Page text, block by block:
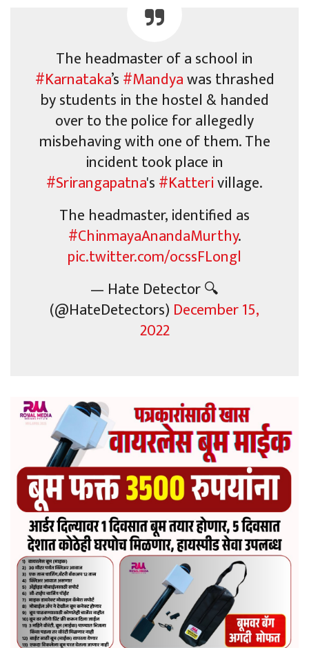
The headmaster of a school in
#Karnataka’s#Mandyawas thrashed
by students in the hostel & handed
over to the police for allegedly
misbehaving with one of them. The
incident took place in
#Srirangapatna's#Katterivillage.
The headmaster, identified as
#ChinmayaAnandaMurthy.
pic.twitter.com/ocssFLongl
— Hate Detector 🔍
(@HateDetectors) December 15,
2022